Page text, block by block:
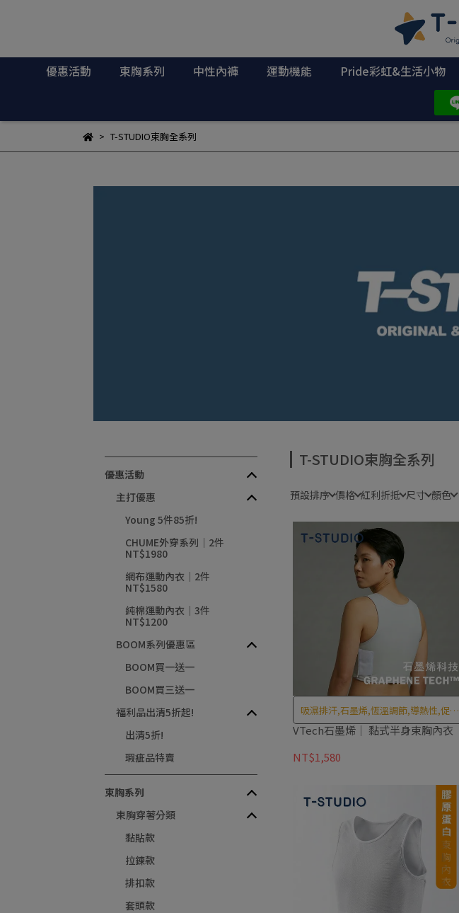
優惠活動 束胸系列 中性內褲 運動機能 Pride彩虹&生活小物
T-STUDIO束胸全系列
優惠活動
主打優惠
Young 5件85折!
CHUME外穿系列｜2件
NT$1980
網布運動內衣｜2件
NT$1580
純棉運動內衣｜3件
NT$1200
BOOM系列優惠區
BOOM買一送一
BOOM買三送一
福利品出清5折起!
出清5折!
瑕疵品特賣
束胸系列
束胸穿著分類
黏貼款
拉鍊款
排扣款
套頭款
T-STUDIO束胸全系列
預設排序 價格 紅利折抵 尺寸 顏色
吸濕排汗,石墨烯,恆溫調節,導熱性,促進
血液循環,天然抗菌除臭,環保高強度纖
VTech石墨烯｜ 黏式半身束胸內衣
NT$1,580